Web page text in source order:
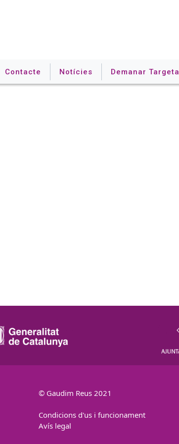
Contacte Notícies Demanar Targeta
© Gaudim Reus 2021
Condicions d'us i funcionament
Avís legal